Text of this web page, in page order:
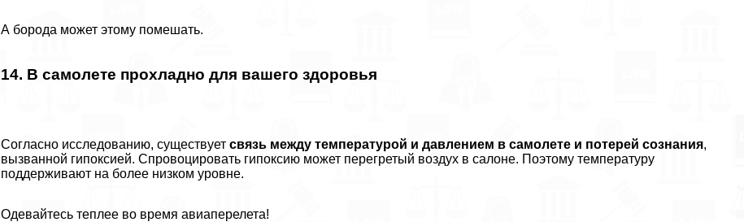
А борода может этому помешать.
14. В самолете прохладно для вашего здоровья
Согласно исследованию, существуетсвязь между температурой и давлением в самолете и потерей сознания,
вызванной гипоксией. Спровоцировать гипоксию может перегретый воздух в салоне. Поэтому температуру
поддерживают на более низком уровне.
Одевайтесь теплее во время авиаперелета!